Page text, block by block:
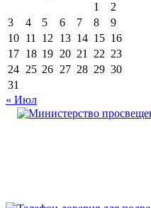
1
2
3
4 5 6 7 8
9
10 11 12 13 14 15 16
17 18 19 20 21 22 23
24 25 26 27 28 29 30
31
« Июл